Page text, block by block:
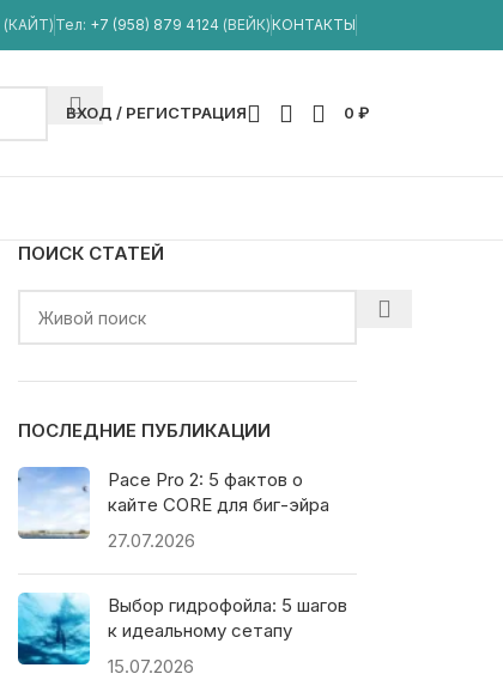
(КАЙТ) Тел: +7 (958) 879 4124 (ВЕЙК) КОНТАКТЫ
ВХОД / РЕГИСТРАЦИЯ 0 ₽
ПОИСК СТАТЕЙ
ПОСЛЕДНИЕ ПУБЛИКАЦИИ
Pace Pro 2: 5 фактов о
кайте CORE для биг-эйра
27.07.2026
Выбор гидрофойла: 5 шагов
к идеальному сетапу
15.07.2026